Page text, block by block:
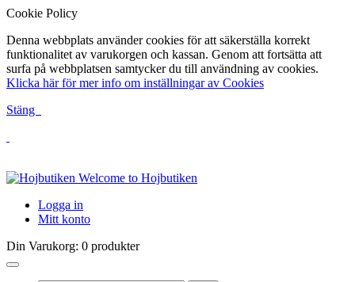
Cookie Policy
Denna webbplats använder cookies för att säkerställa korrekt
funktionalitet av varukorgen och kassan. Genom att fortsätta att
surfa på webbplatsen samtycker du till användning av cookies.
Klicka här för mer info om inställningar av Cookies
Stäng
Welcome to Hojbutiken
Logga in
Mitt konto
Din Varukorg: 0 produkter